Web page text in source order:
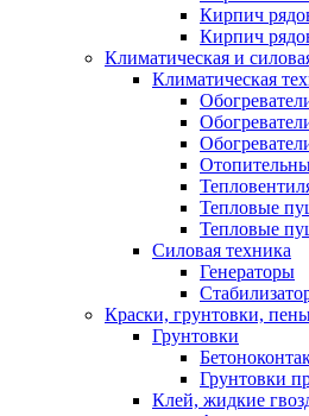
Кирпич
Кирпич
Климатическая и
Климатическая
Тепловые
Тепловые
Силовая техника
Генераторы
Краски, грунтовки,
Грунтовки
Грунтовки
Клей, жидкие